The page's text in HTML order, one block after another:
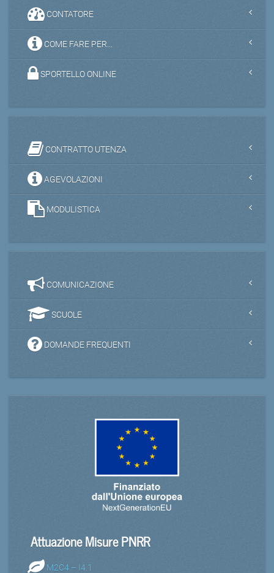
CONTATORE
COME FARE PER...
SPORTELLO ONLINE
CONTRATTO UTENZA
AGEVOLAZIONI
MODULISTICA
COMUNICAZIONE
SCUOLE
DOMANDE FREQUENTI
Attuazione Misure PNRR
M2C4 – I4.1